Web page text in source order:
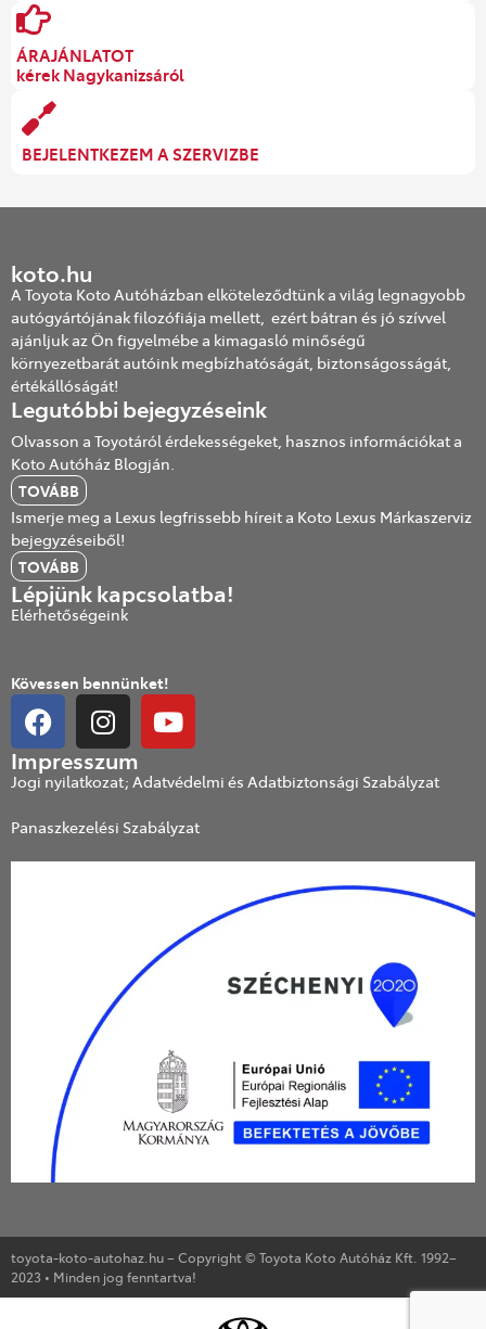
ÁRAJÁNLATOT
kérek Nagykanizsáról
BEJELENTKEZEM A SZERVIZBE
koto.hu
A Toyota Koto Autóházban elköteleződtünk a világ legnagyobb
autógyártójának filozófiája mellett, ezért bátran és jó szívvel
ajánljuk az Ön figyelmébe a kimagasló minőségű
környezetbarát autóink megbízhatóságát, biztonságosságát,
értékállóságát!
Legutóbbi bejegyzéseink
Olvasson a Toyotáról érdekességeket, hasznos információkat a
Koto Autóház Blogján.
TOVÁBB
Ismerje meg a Lexus legfrissebb híreit a Koto Lexus Márkaszerviz
bejegyzéseiből!
TOVÁBB
Lépjünk kapcsolatba!
Elérhetőségeink
Kövessen bennünket!
Impresszum
Jogi nyilatkozat; Adatvédelmi és Adatbiztonsági Szabályzat
Panaszkezelési Szabályzat
toyota-koto-autohaz.hu – Copyright © Toyota Koto Autóház Kft. 1992–
2023 • Minden jog fenntartva!